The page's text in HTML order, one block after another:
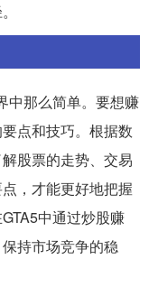
中那么简单。要想赚
点和技巧。根据数
股票的走势、交易
，才能更好地把握
中通过炒股赚
持市场竞争的稳